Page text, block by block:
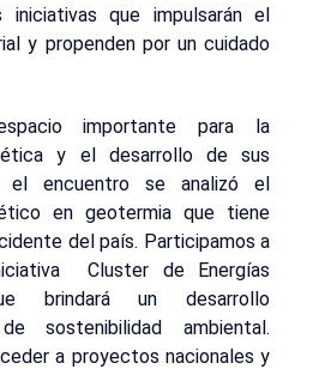
que impulsarán el
y propenden por un cuidado
importante para la
y el desarrollo de sus
el encuentro se analizó el
en geotermia que tiene
del país. Participamos a
Cluster de Energías
brindará un desarrollo
sostenibilidad ambiental.
a proyectos nacionales y